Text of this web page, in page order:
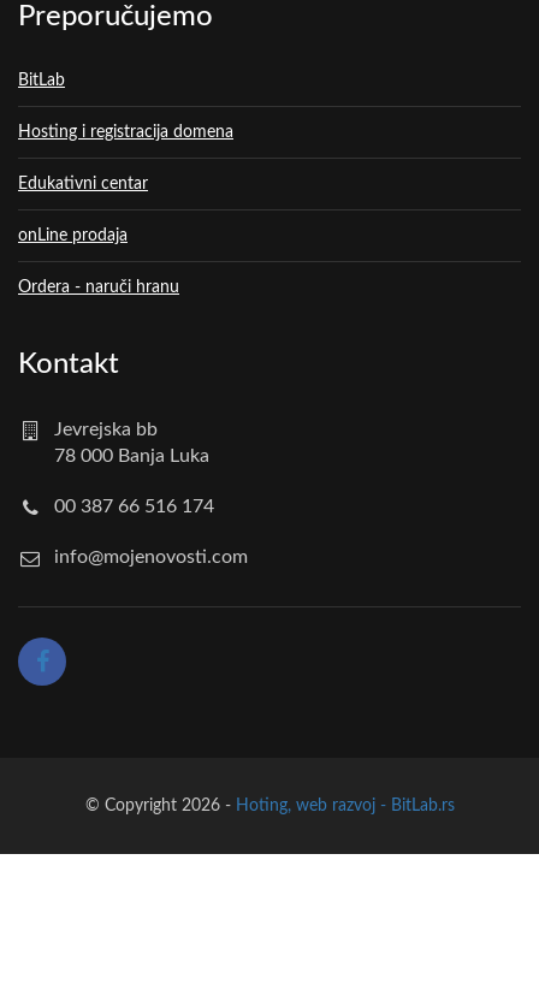
Preporučujemo
BitLab
Hosting i registracija domena
Edukativni centar
onLine prodaja
Ordera - naruči hranu
Kontakt
Jevrejska bb
78 000 Banja Luka
00 387 66 516 174
info@mojenovosti.com
© Copyright 2026 - Hoting, web razvoj - BitLab.rs